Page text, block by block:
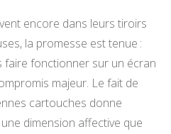
encore dans leurs tiroirs
la promesse est tenue :
faire fonctionner sur un écran
majeur. Le fait de
cartouches donne
dimension affective que